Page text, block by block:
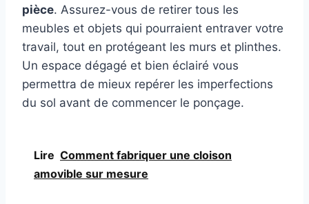
pièce. Assurez-vous de retirer tous les
meubles et objets qui pourraient entraver votre
travail, tout en protégeant les murs et plinthes.
Un espace dégagé et bien éclairé vous
permettra de mieux repérer les imperfections
du sol avant de commencer le ponçage.
Lire Comment fabriquer une cloison
amovible sur mesure